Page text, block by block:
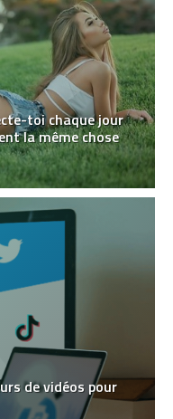
toi chaque jour
la même chose
de vidéos pour